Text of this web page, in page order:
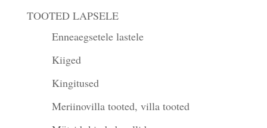
TOOTED LAPSELE
Enneaegsetele lastele
Kiiged
Kingitused
Meriinovilla tooted, villa tooted